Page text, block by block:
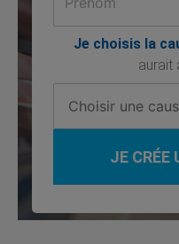
Je choisis la
aurait
JE CRÉE